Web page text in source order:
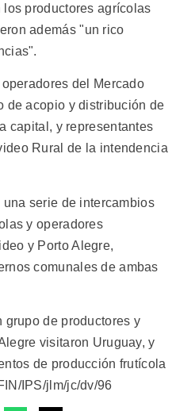
los productores agrícolas
además "un rico
del Mercado
de acopio y distribución de
capital, y representantes
Rural de la intendencia
una serie de intercambios
y operadores
y Porto Alegre,
comunales de ambas
grupo de productores y
visitaron Uruguay, y
de producción frutícola
IPS/jlm/jc/dv/96